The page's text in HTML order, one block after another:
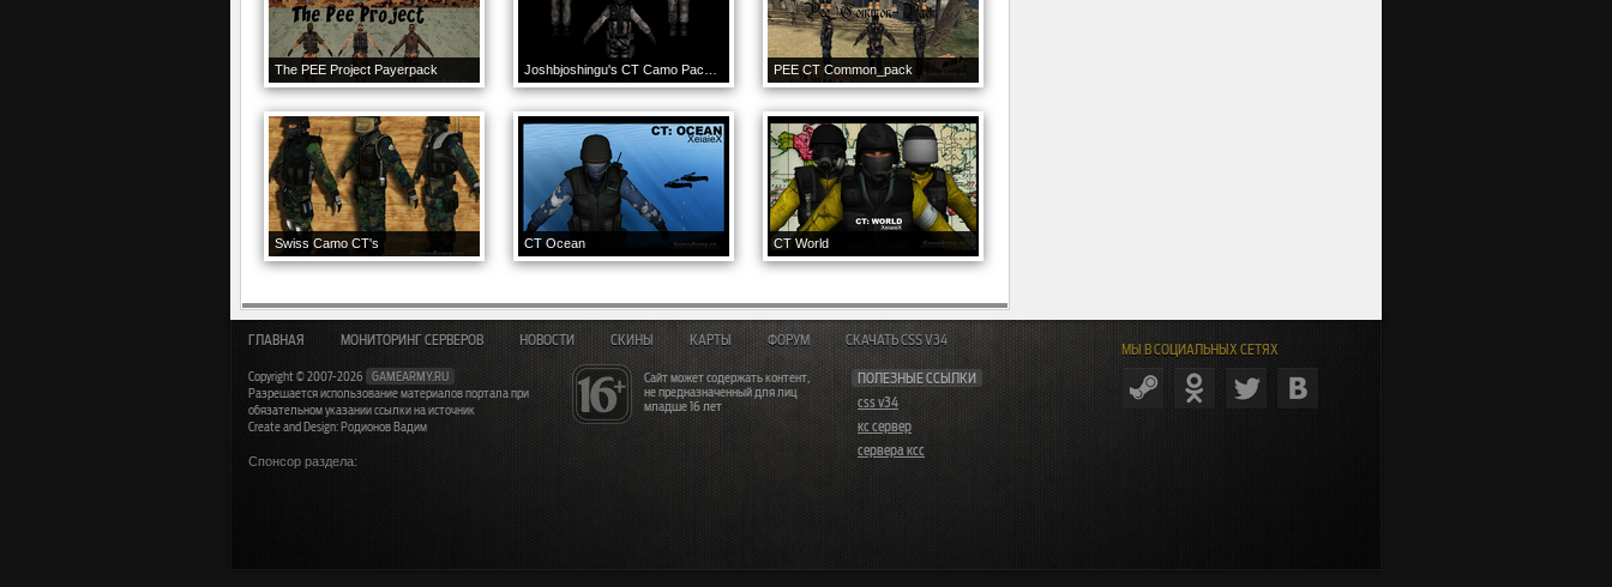
The PEE Project Payerpack PEE CT Common_pack
Swiss Camo CT's CT Ocean CT World
МЫ В СОЦИАЛЬНЫХ СЕТЯХ
Сайт может содержать контент,
не предназначенный для лиц
младше 16 лет
ПОЛЕЗНЫЕ ССЫЛКИ
css v34
кс сервер
сервера ксс
ГЛАВНАЯ МОНИТОРИНГ СЕРВЕРОВ НОВОСТИ СКИНЫ КАРТЫ ФОРУМ СКАЧАТЬ CSS V34
Copyright © 2007-2026
GAMEARMY.RU
Разрешается использование материалов портала при
обязательном указании ссылки на источник
Create and Design: Родионов Вадим
Спонсор раздела: